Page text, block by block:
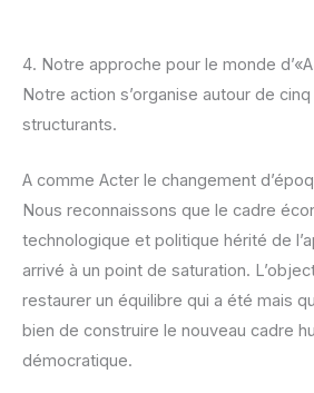
4. Notre approche pour le monde
Notre action s’organise autour de
structurants.
A comme Acter le changement
Nous reconnaissons que le cadre
technologique et politique hérité de
arrivé à un point de saturation.
restaurer un équilibre qui a été mais
bien de construire le nouveau cadre
démocratique.